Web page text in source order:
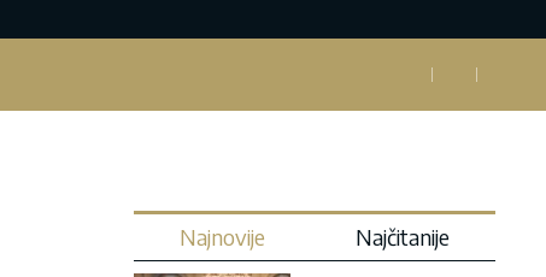
Najnovije Najčitanije